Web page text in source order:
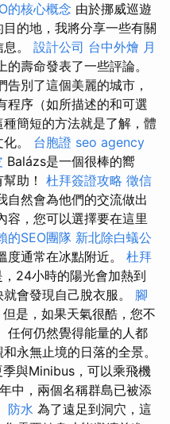
的核心概念 由於挪威巡遊
的地，我將分享一些有關
。 設計公司 台中外燴 月
壽命發表了一些評論。
告別了這個美麗的城市，
程序（如所描述的和可選
簡短的方法就是了解，體
。 台胞證 seo agency
Balázs是一個很棒的嚮
助！ 杜拜簽證攻略 徵信
自然會為他們的交流做出
容，您可以選擇要在這里
的SEO團隊 新北除白蟻公
度通常在冰點附近。 杜拜
，24小時的陽光會加熱到
會發現自己脫衣服。 腳
但是，如果天氣很酷，您不
任何仍然覺得能量的人都
永無止境的日落的全景。
與Minibus，可以乘飛機
中，兩個名稱群島已被添
防水 為了遠足到洞穴，這